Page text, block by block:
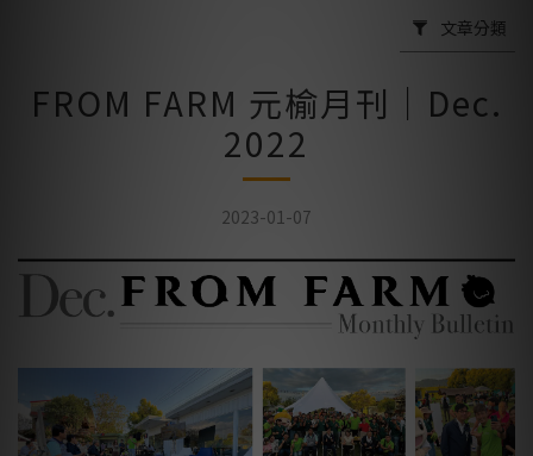
文章分類
FROM FARM 元榆月刊｜Dec.
2022
2023-01-07